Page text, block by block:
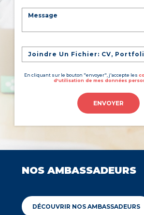
Joindre Un Fichier: CV,
En cliquant sur le bouton "envoyer", j'accepte les
d'utilisation de mes données
ENVOYER
NOS AMBASSADEURS
DÉCOUVRIR NOS AMBASSADEURS